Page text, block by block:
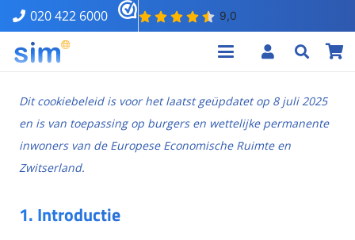
020 422 6000
Dit cookiebeleid is voor het laatst geüpdatet op 8 juli 2025
en is van toepassing op burgers en wettelijke permanente
inwoners van de Europese Economische Ruimte en
Zwitserland.
1. Introductie